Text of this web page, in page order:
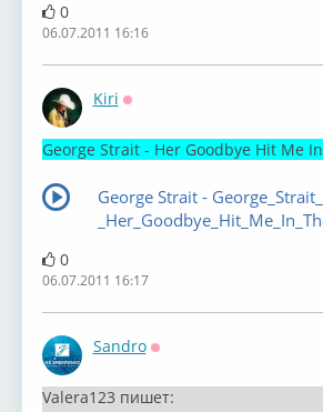
0
06.07.2011 16:16
Kiri
George Strait - Her Goodbye Hit Me
George Strait -
0
06.07.2011 16:17
Sandro
Valera123 пишет: